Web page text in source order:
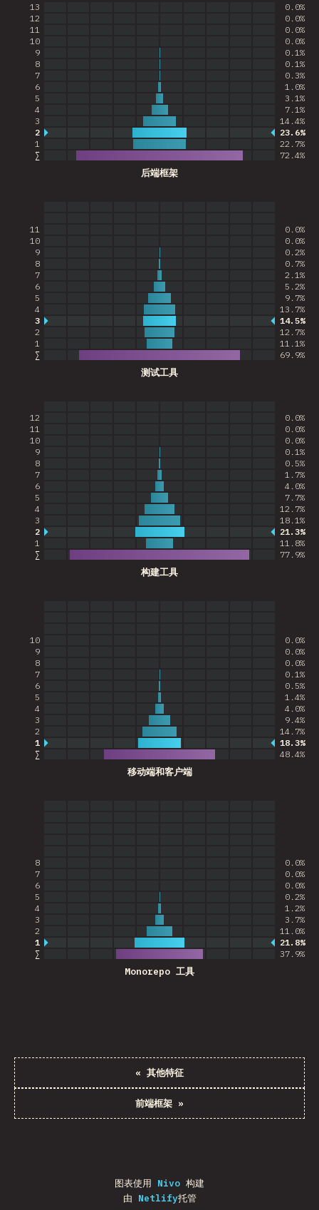
后端框架
∑ 72.4%
1 22.7%
2 23.6%
3 14.4%
4 7.1%
5 3.1%
6 1.0%
7 0.3%
8 0.1%
9 0.1%
10 0.0%
11 0.0%
12 0.0%
13 0.0%
测试工具
∑ 69.9%
1 11.1%
2 12.7%
3 14.5%
4 13.7%
5 9.7%
6 5.2%
7 2.1%
8 0.7%
9 0.2%
10 0.0%
11 0.0%
构建工具
∑ 77.9%
1 11.8%
2 21.3%
3 18.1%
4 12.7%
5 7.7%
6 4.0%
7 1.7%
8 0.5%
9 0.1%
10 0.0%
11 0.0%
12 0.0%
移动端和客户端
∑ 48.4%
1 18.3%
2 14.7%
3 9.4%
4 4.0%
5 1.4%
6 0.5%
7 0.1%
8 0.0%
9 0.0%
10 0.0%
Monorepo 工具
∑ 37.9%
1 21.8%
2 11.0%
3 3.7%
4 1.2%
5 0.2%
6 0.0%
7 0.0%
8 0.0%
« 其他特征
前端框架 »
图表使用 Nivo 构建
由 Netlify托管